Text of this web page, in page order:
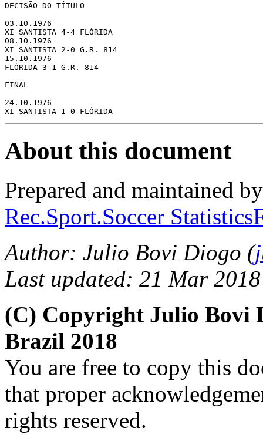
DECISÃO DO TÍTULO
03.10.1976
XI SANTISTA 4-4 FLÓRIDA
08.10.1976
XI SANTISTA 2-0 G.R. 814
15.10.1976
FLÓRIDA 3-1 G.R. 814
FINAL
24.10.1976
About this document
Prepared and maintained
Rec.Sport.Soccer
Author: Julio Bovi Diogo (
Last updated: 21 Mar 2018
(C) Copyright Julio Bovi
Brazil 2018
You are free to copy this
that proper
rights reserved.